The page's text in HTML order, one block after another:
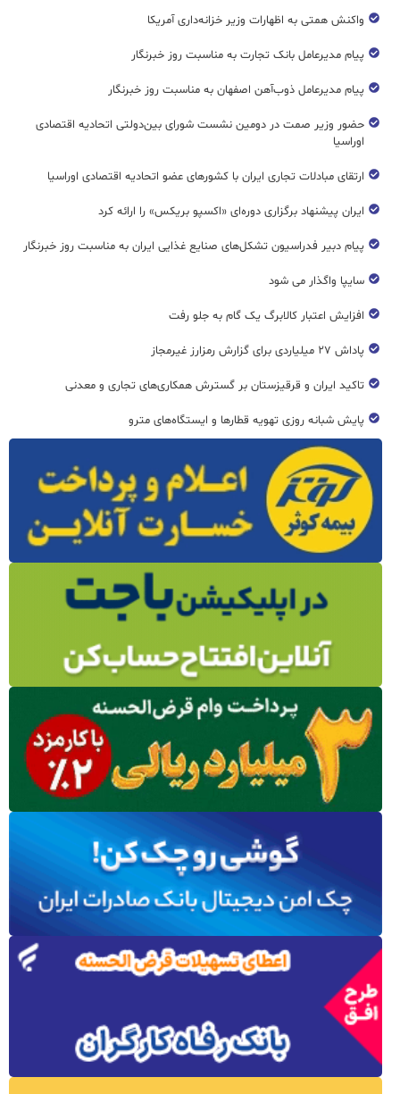
واکنش همتی به اظهارات وزیر خزانه‌داری آمریکا
پیام مدیرعامل بانک تجارت به مناسبت روز خبرنگار
پیام مدیرعامل ذوب‌آهن اصفهان به مناسبت روز خبرنگار
حضور وزیر صمت در دومین نشست شورای بین‌دولتی اتحادیه اقتصادی
اوراسیا
ارتقای مبادلات تجاری ایران با کشورهای عضو اتحادیه اقتصادی اوراسیا
ایران پیشنهاد برگزاری دوره‌ای «اکسپو بریکس» را ارائه کرد
پیام دبیر فدراسیون تشکل‌های صنایع غذایی ایران به مناسبت روز خبرنگار
سایپا واگذار می شود
افزایش اعتبار کالابرگ یک گام به جلو رفت
پاداش ۲۷ میلیاردی برای گزارش رمزارز غیرمجاز
تاکید ایران و قرقیزستان بر گسترش همکاری‌های تجاری و معدنی
پایش شبانه روزی تهویه قطار‌ها و ایستگاه‌های مترو